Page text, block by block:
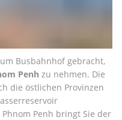
Busbahnhof gebracht,
Penh zu nehmen. Die
die östlichen Provinzen
Penh bringt Sie der